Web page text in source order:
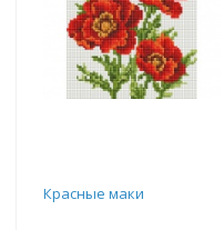
Красные маки